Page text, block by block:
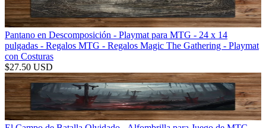
Pantano en Descomposición - Playmat para MTG - 24 x 14
pulgadas - Regalos MTG - Regalos Magic The Gathering - Playmat
con Costuras
$27.50 USD